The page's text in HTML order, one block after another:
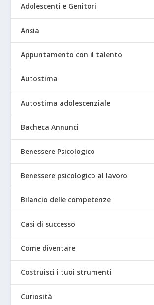
Adolescenti e Genitori
Ansia
Appuntamento con il talento
Autostima
Autostima adolescenziale
Bacheca Annunci
Benessere Psicologico
Benessere psicologico al lavoro
Bilancio delle competenze
Casi di successo
Come diventare
Costruisci i tuoi strumenti
Curiosità